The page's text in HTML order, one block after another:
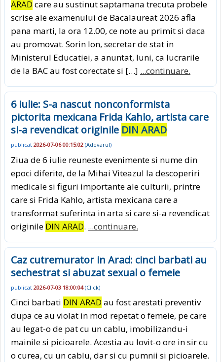
ARAD care au sustinut saptamana trecuta probele
scrise ale examenului de Bacalaureat 2026 afla
pana marti, la ora 12.00, ce note au primit si daca
au promovat. Sorin Ion, secretar de stat in
Ministerul Educatiei, a anuntat, luni, ca lucrarile
de la BAC au fost corectate si […] ...continuare.
6 iulie: S-a nascut nonconformista
pictorita mexicana Frida Kahlo, artista care
si-a revendicat originile DIN ARAD
publicat 2026-07-06 00:15:02 (Adevarul)
Ziua de 6 iulie reuneste evenimente si nume din
epoci diferite, de la Mihai Viteazul la descoperiri
medicale si figuri importante ale culturii, printre
care si Frida Kahlo, artista mexicana care a
transformat suferinta in arta si care si-a revendicat
originile DIN ARAD. ...continuare.
Caz cutremurator in Arad: cinci barbati au
sechestrat si abuzat sexual o femeie
publicat 2026-07-03 18:00:04(Click)
Cinci barbati DIN ARAD au fost arestati preventiv
dupa ce au violat in mod repetat o femeie, pe care
au legat-o de pat cu un cablu, imobilizandu-i
mainile si picioarele. Acestia au lovit-o ore in sir cu
o curea, cu un cablu, dar si cu pumnii si picioarele.